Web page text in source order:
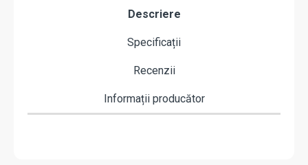
Descriere
Specificații
Recenzii
Informații producător